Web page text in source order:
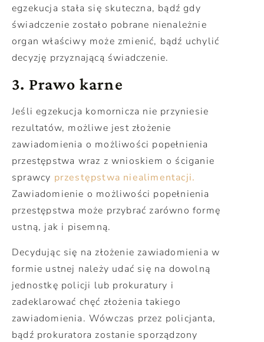
egzekucja stała się skuteczna, bądź gdy
świadczenie zostało pobrane nienależnie
organ właściwy może zmienić, bądź uchylić
decyzję przyznającą świadczenie.
3. Prawo karne
Jeśli egzekucja komornicza nie przyniesie
rezultatów, możliwe jest złożenie
zawiadomienia o możliwości popełnienia
przestępstwa wraz z wnioskiem o ściganie
sprawcy przestępstwa niealimentacji.
Zawiadomienie o możliwości popełnienia
przestępstwa może przybrać zarówno formę
ustną, jak i pisemną.
Decydując się na złożenie zawiadomienia w
formie ustnej należy udać się na dowolną
jednostkę policji lub prokuratury i
zadeklarować chęć złożenia takiego
zawiadomienia. Wówczas przez policjanta,
bądź prokuratora zostanie sporządzony